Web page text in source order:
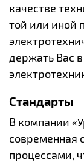
качестве
той или иной
держать Вас
Стандарты
В компании
современная
процессами,